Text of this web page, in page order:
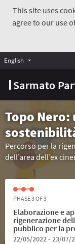
This site uses
agree to our use
Sarmato
English Choose language
Topo Nero:
Percorso per la
dell’area dell’ex
PHASE 3 OF 3
Elaborazione e
rigenerazione
pubblico per la
22/05/2022 - 23/07/